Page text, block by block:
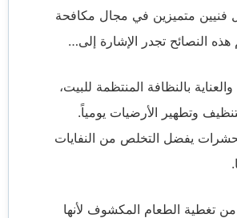
فنيين متميزين في مجال مكافحة
النصائح تجدر الإشارة إلى…
والعناية بالنظافة المنتظمة للبيت،
وتطهير الأرضيات يومياً.
يفضل التخلص من النفايات
تغطية الطعام المكشوف لأنها